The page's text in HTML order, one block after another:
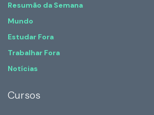
Resumão da Semana
Mundo
Estudar Fora
Trabalhar Fora
Notícias
Cursos